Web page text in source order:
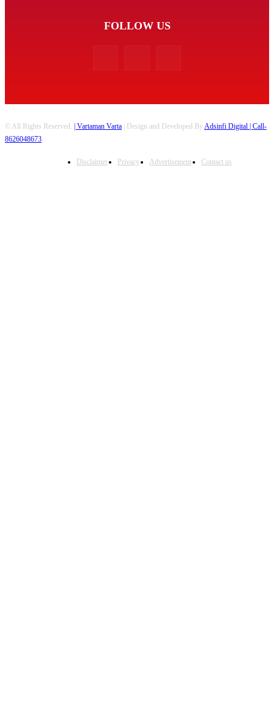
FOLLOW US
© All Rights Reserved. | Vartaman Varta | Design and Developed ByAdsinfi Digital | Call-
8626048673
Disclaimer Privacy Advertisement Contact us